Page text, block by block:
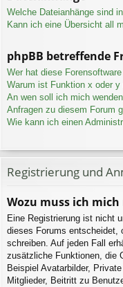
Welche Dateianhänge sind
Kann ich eine Übersicht all
phpBB betreffende
Wer hat diese
Warum ist Funktion x oder y
An wen soll ich mich
Anfragen zu diesem Forum
Wie kann ich einen
Registrierung und
Wozu muss ich
Eine Registrierung ist nicht
dieses Forums entscheidet,
schreiben. Auf jeden Fall
zusätzliche Funktionen, die
Beispiel Avatarbilder,
Mitglieder, Beitritt zu